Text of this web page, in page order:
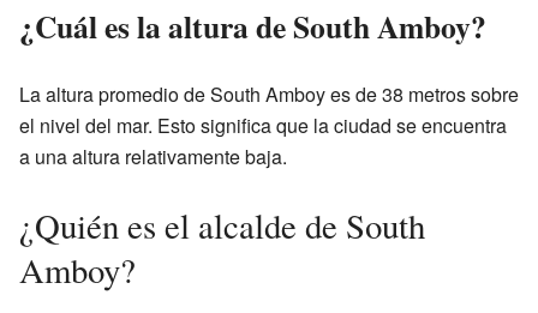
¿Cuál es la altura de South Amboy?
La altura promedio de South Amboy es de 38 metros sobre
el nivel del mar. Esto significa que la ciudad se encuentra
a una altura relativamente baja.
¿Quién es el alcalde de South
Amboy?